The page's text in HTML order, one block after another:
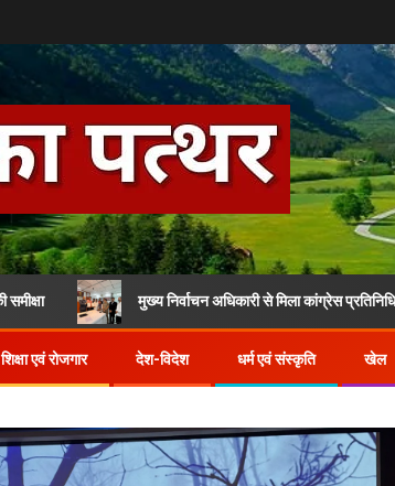
मुख्य निर्वाचन अधिकारी से मिला कांग्रेस प्रतिनिधिमंडल, SIR के
शिक्षा एवं रोजगार देश-विदेश धर्म एवं संस्कृति खेल